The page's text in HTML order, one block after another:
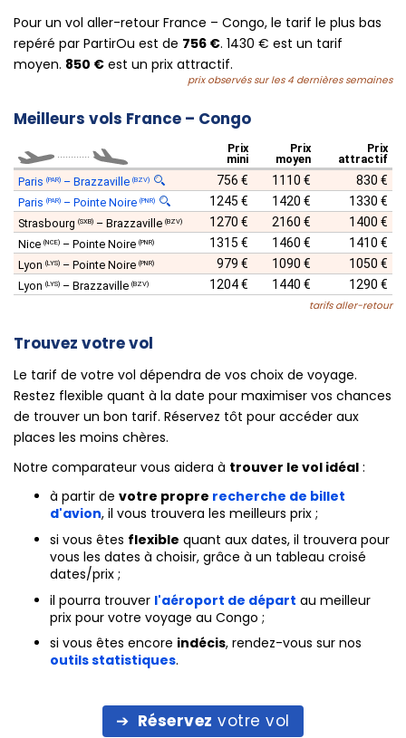
Pour un vol aller-retour France – Congo, le tarif le plus bas
repéré par PartirOu est de 756 €. 1430 € est un tarif
moyen. 850 € est un prix attractif.
prix observés sur les 4 dernières semaines
Meilleurs vols France – Congo
Prix
mini
Prix
moyen
Prix
attractif
Paris (PAR) – Brazzaville (BZV) 756 € 1110 € 830 €
Paris (PAR) – Pointe Noire (PNR) 1245 € 1420 € 1330 €
Strasbourg (SXB) – Brazzaville (BZV) 1270 € 2160 € 1400 €
Nice (NCE) – Pointe Noire (PNR) 1315 € 1460 € 1410 €
Lyon (LYS) – Pointe Noire (PNR) 979 € 1090 € 1050 €
Lyon (LYS) – Brazzaville (BZV) 1204 € 1440 € 1290 €
tarifs aller-retour
Trouvez votre vol
Le tarif de votre vol dépendra de vos choix de voyage.
Restez flexible quant à la date pour maximiser vos chances
de trouver un bon tarif. Réservez tôt pour accéder aux
places les moins chères.
Notre comparateur vous aidera à trouver le vol idéal :
à partir de votre propre recherche de billet
d'avion, il vous trouvera les meilleurs prix ;
si vous êtes flexible quant aux dates, il trouvera pour
vous les dates à choisir, grâce à un tableau croisé
dates/prix ;
il pourra trouver l'aéroport de départ au meilleur
prix pour votre voyage au Congo ;
si vous êtes encore indécis, rendez-vous sur nos
outils statistiques.
Réservez votre vol